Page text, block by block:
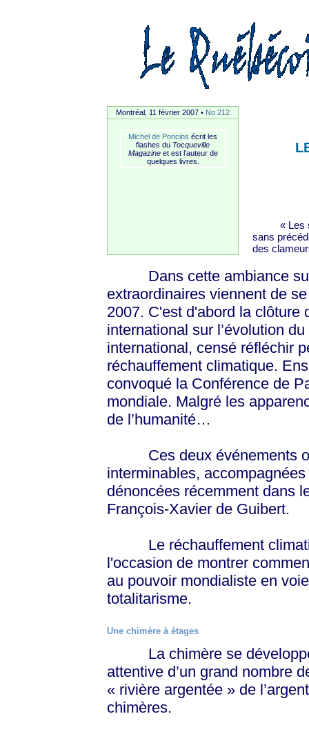
Montréal, 11 février 2007 • No 212
Michel de Poncins écrit les
flashes du Tocqueville
Magazineet est l'auteur de
quelques livres.
« Les
sans
des
Dans cette ambiance
extraordinaires viennent de
2007. C'est d'abord la clôture
international sur l’évolution
international, censé réfléchir
réchauffement climatique.
convoqué la Conférence de
mondiale. Malgré les
de l’humanité…
Ces deux événements
interminables,
dénoncées récemment dans
François-Xavier de Guibert.
Le réchauffement
l'occasion de montrer
au pouvoir mondialiste en
totalitarisme.
Une chimère à étages
La chimère se développe
attentive d’un grand nombre
« rivière argentée » de
chimères.